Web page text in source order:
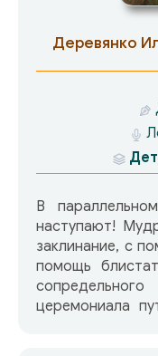
Деревянко
В
наступают!
заклинание, с
помощь
церемониала